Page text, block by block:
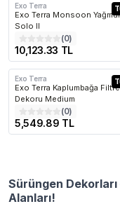
Kargo Bedava
Exo Terra
Exo Terra Monsoon
Solo II
(0)
10,123.33 TL
Exo Terra
Exo Terra Kaplumbağa
Dekoru Medium
(0)
5,549.89 TL
Sürüngen
Alanları!